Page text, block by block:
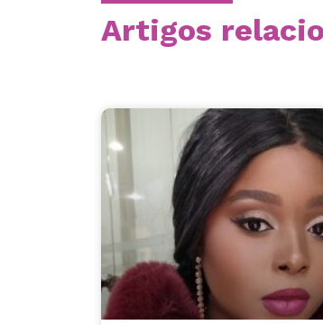
Artigos